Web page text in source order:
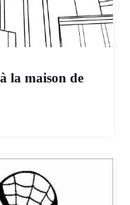
la maison de